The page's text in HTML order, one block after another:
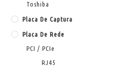
Toshiba
Placa De Captura
Placa De Rede
PCI / PCIe
RJ45